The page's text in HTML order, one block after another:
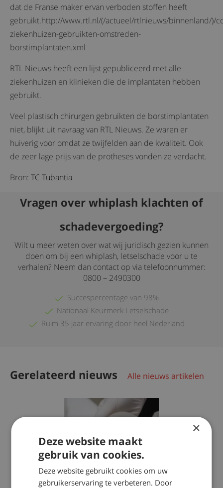
dat de Franse maker ervan verboden stoffen heeft
gebruikt.http://www.rtl.nl/(/actueel/rtlnieuws/binnenland/)/
ziekenhuizen-gebruikten-omstreden-
borstimplantaten.xml
RTL Nieuws heeft een lijst gepubliceerd met alle
ziekenhuizen en klinieken die de implantaten hebben
gebruikt.
Veel plastisch chirurgen gebruikten de borstimplantaten
niet, blijkt uit navraag van RTL Nieuws. Ze waren er
huiverig voor omdat ze twijfelden aan de kwaliteit. Ook
de zeer lage prijs van de protheses vonden ze verdacht.
Bron: TC Tubantia
Vragen over whiplash klachten of
schadevergoeding?
Wilt u meer weten over wat wij juridisch gezien kunnen
doen om bij een whiplash, letselschade voor u te
verhalen? Neem dan contact op via telefoonnummer:
0800 – 2490300
Succespercentage van 98%
Nationaal Keurmerk Letselschade
Ruim 35 jaar ervaring door heel Nederland
Gerelateerd nieuws Alle nieuws artikelen
×
Deze website maakt
gebruik van cookies.
Deze website gebruikt cookies om uw
gebruikerservaring te verbeteren. Door